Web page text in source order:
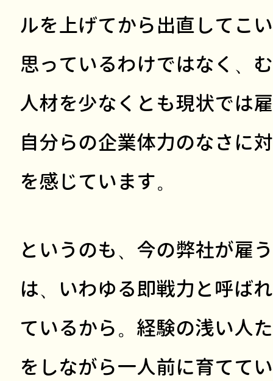
ルを上げてから出直してこ
思っているわけではなく、
人材を少なくとも現状では
自分らの企業体力のなさに
を感じています。
というのも、今の弊社が雇
は、いわゆる即戦力と呼ば
ているから。経験の浅い人
をしながら一人前に育てて